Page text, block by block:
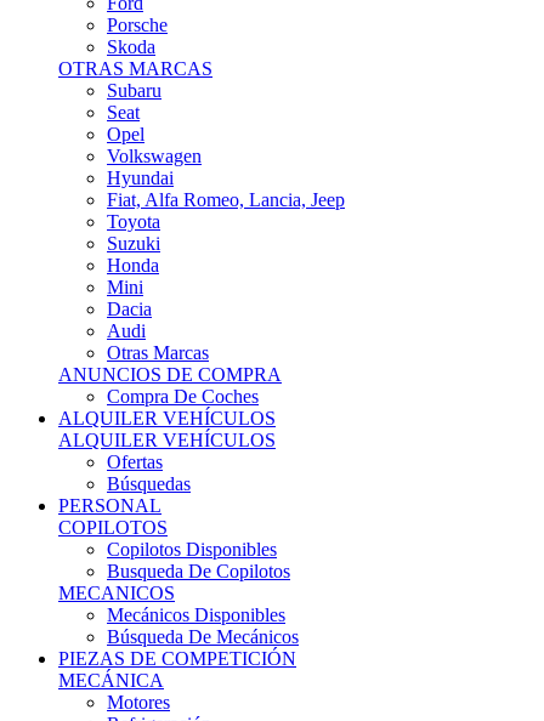
Skoda
OTRAS MARCAS
Subaru
Seat
Opel
Volkswagen
Hyundai
Fiat, Alfa Romeo, Lancia, Jeep
Toyota
Suzuki
Honda
Mini
Dacia
Audi
Otras Marcas
ANUNCIOS DE COMPRA
Compra De Coches
ALQUILER VEHÍCULOS
ALQUILER VEHÍCULOS
Ofertas
Búsquedas
PERSONAL
COPILOTOS
Copilotos Disponibles
Busqueda De Copilotos
MECANICOS
Mecánicos Disponibles
Búsqueda De Mecánicos
PIEZAS DE COMPETICIÓN
MECÁNICA
Motores
Refrigeración
Electrónica